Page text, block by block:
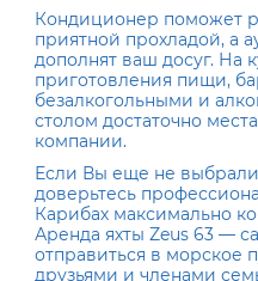
Кондиционер поможет
приятной прохладой, а
дополнят ваш досуг. На
приготовления пищи,
безалкогольными и
столом достаточно
компании.
Если Вы еще не
доверьтесь
Карибах максимально
Аренда яхты Zeus 63 —
отправиться в морское
друзьями и членами